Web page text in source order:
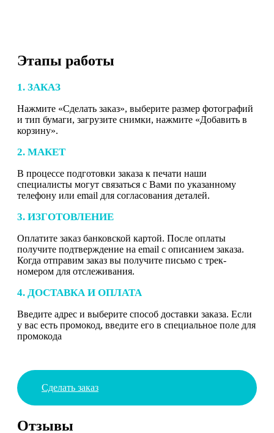
Этапы работы
1. ЗАКАЗ
Нажмите «Сделать заказ», выберите размер фотографий
и тип бумаги, загрузите снимки, нажмите «Добавить в
корзину».
2. МАКЕТ
В процессе подготовки заказа к печати наши
специалисты могут связаться с Вами по указанному
телефону или email для согласования деталей.
3. ИЗГОТОВЛЕНИЕ
Оплатите заказ банковской картой. После оплаты
получите подтверждение на email с описанием заказа.
Когда отправим заказ вы получите письмо с трек-
номером для отслеживания.
4. ДОСТАВКА И ОПЛАТА
Введите адрес и выберите способ доставки заказа. Если
у вас есть промокод, введите его в специальное поле для
промокода
Сделать заказ
Отзывы